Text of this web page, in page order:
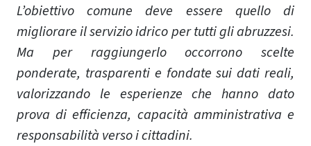
L’obiettivo comune deve essere quello di
migliorare il servizio idrico per tutti gli abruzzesi.
Ma per raggiungerlo occorrono scelte
ponderate, trasparenti e fondate sui dati reali,
valorizzando le esperienze che hanno dato
prova di efficienza, capacità amministrativa e
responsabilità verso i cittadini.